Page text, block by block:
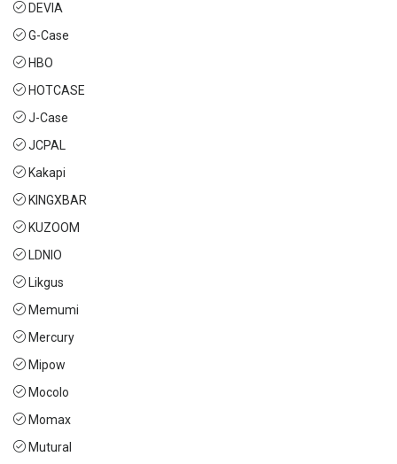
DEVIA
G-Case
HBO
HOTCASE
J-Case
JCPAL
Kakapi
KINGXBAR
KUZOOM
LDNIO
Likgus
Memumi
Mercury
Mipow
Mocolo
Momax
Mutural